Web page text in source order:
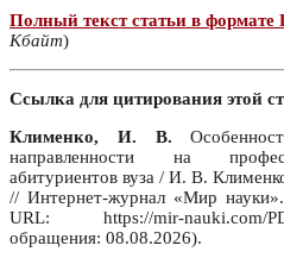
Полный текст статьи в формате
Кбайт)
Ссылка для цитирования этой
Клименко, И. В.
направленности на
абитуриентов вуза / И. В.
// Интернет-журнал «Мир
URL: https://mir-nauki.com/
обращения: 08.08.2026).